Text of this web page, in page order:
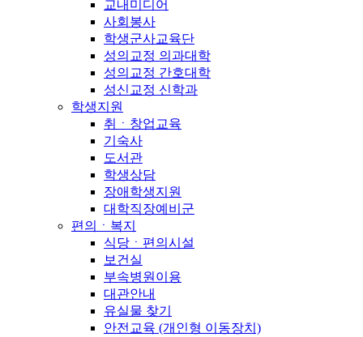
교내미디어
사회봉사
학생군사교육단
성의교정 의과대학
성의교정 간호대학
성신교정 신학과
학생지원
취ㆍ창업교육
기숙사
도서관
학생상담
장애학생지원
대학직장예비군
편의ㆍ복지
식당ㆍ편의시설
보건실
부속병원이용
대관안내
유실물 찾기
안전교육 (개인형 이동장치)